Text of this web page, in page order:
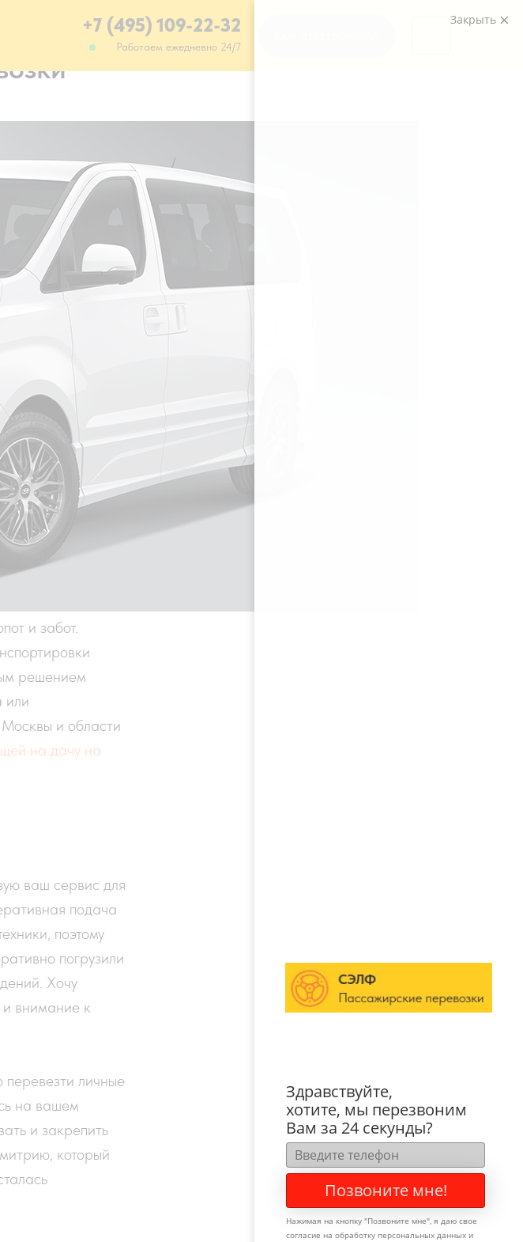
Работаем ежедневно 24/7
+7 (495) 109-22-32
и забот.
решением
или
Москвы и области
на дачу на
ваш сервис для
подача
поэтому
погрузили
Хочу
и внимание к
личные
на вашем
и закрепить
который
Закрыть
Здравствуйте,
хотите, мы перезвоним
Вам за 24 секунды?
Позвоните мне!
Нажимая на кнопку "Позвоните мне", я даю свое
согласие на обработку персональных данных и